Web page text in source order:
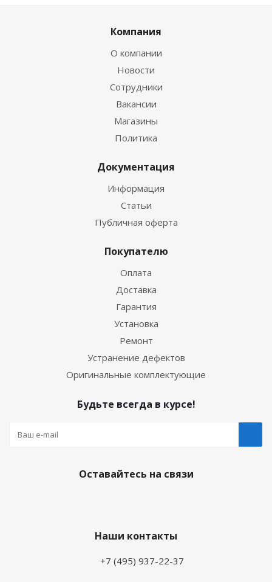
Компания
О компании
Новости
Сотрудники
Вакансии
Магазины
Политика
Документация
Информация
Статьи
Публичная оферта
Покупателю
Оплата
Доставка
Гарантия
Установка
Ремонт
Устранение дефектов
Оригинальные комплектующие
Будьте всегда в курсе!
Оставайтесь на связи
Наши контакты
+7 (495) 937-22-37